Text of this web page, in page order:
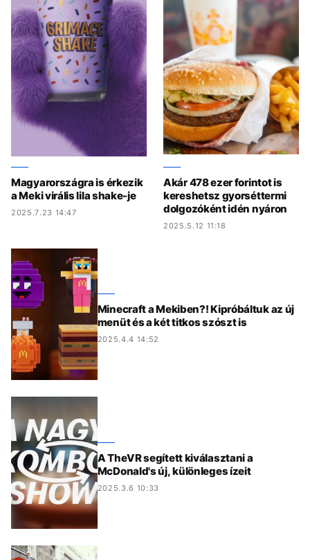
Magyarországra is érkezik
a Meki virális lila shake-je
2025.7.23 14:47
Akár 478 ezer forintot is
kereshetsz gyorséttermi
dolgozóként idén nyáron
2025.5.12 11:18
Minecraft a Mekiben?! Kipróbáltuk az új
menüt és a két titkos szószt is
2025.4.4 14:52
A TheVR segített kiválasztani a
McDonald's új, különleges ízeit
2025.3.6 10:33